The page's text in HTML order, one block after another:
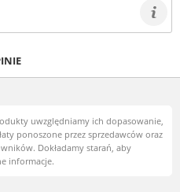
uwzględniamy ich dopasowanie,
ponoszone przez sprzedawców oraz
Dokładamy starań, aby
informacje.